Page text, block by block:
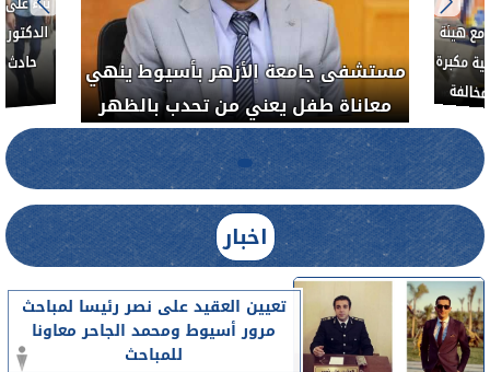
مستشفى جامعة الأزهر بأسيوط ينهي
معاناة طفل يعني من تحدب بالظهر
هيئة
مكبرة
اخبار
تعيين العقيد على نصر رئيسا لمباحث
مرور أسيوط ومحمد الجاحر معاونا
للمباحث